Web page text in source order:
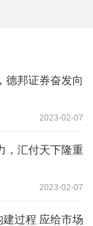
德邦证券奋发向
2023-02-07
，汇付天下隆重
2023-02-07
过程 应给市场